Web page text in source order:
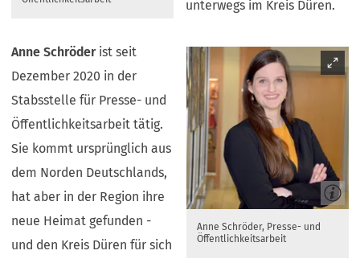
unterwegs im Kreis Düren.
Anne Schröder, Presse- und
Öffentlichkeitsarbeit
Anne Schröderist seit
Dezember 2020 in der
Stabsstelle für Presse- und
Öffentlichkeitsarbeit tätig.
Sie kommt ursprünglich aus
dem Norden Deutschlands,
hat aber in der Region ihre
neue Heimat gefunden -
und den Kreis Düren für sich